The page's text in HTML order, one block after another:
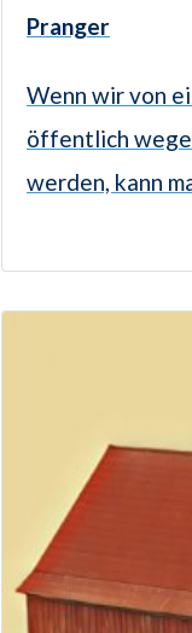
Pranger
Wenn wir von
öffentlich
werden, kann